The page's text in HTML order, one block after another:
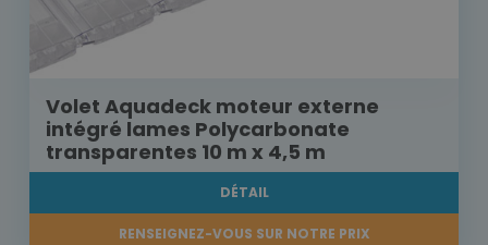
Volet Aquadeck moteur externe
intégré lames Polycarbonate
transparentes 10 m x 4,5 m
DÉTAIL
RENSEIGNEZ-VOUS SUR NOTRE PRIX